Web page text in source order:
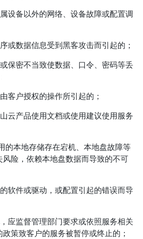
设备以外的网络、设备故障或配置调
或数据信息受到黑客攻击而引起的；
保密不当致使数据、口令、密码等丢
客户授权的操作所引起的；
云产品使用文档或使用建议使用服务
的本地存储存在宕机、本地盘故障等
风险，依赖本地盘数据而导致的不可
软件或驱动，或配置引起的错误而导
应监督管理部门要求或依照服务相关
策致客户的服务被暂停或终止的；